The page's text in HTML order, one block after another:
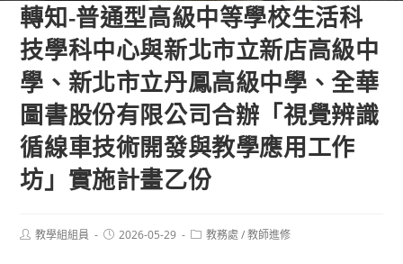
轉知-普通型高級中等學校生活科
技學科中心與新北市立新店高級中
學、新北市立丹鳳高級中學、全華
圖書股份有限公司合辦「視覺辨識
循線車技術開發與教學應用工作
坊」實施計畫乙份
Post教學組組員
Post2026-05-29
Post教務處 / 教師進修